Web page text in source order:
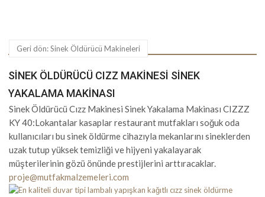
Geri dön: Sinek Öldürücü Makineleri
SINEK ÖLDÜRÜCÜ CIZZ MAKINESI SINEK
YAKALAMA MAKINASI
Sinek Öldürücü Cızz Makinesi Sinek Yakalama Makinası CIZZZ
KY 40:Lokantalar kasaplar restaurant mutfakları soğuk oda
kullanıcıları bu sinek öldürme cihazıyla mekanlarını sineklerden
uzak tutup yüksek temizliği ve hijyeni yakalayarak
müşterilerinin gözü önünde prestijlerini arttıracaklar.
proje@mutfakmalzemeleri.com